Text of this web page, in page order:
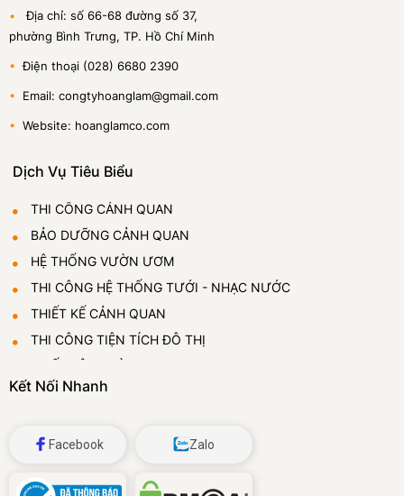
• Địa chỉ: số 66-68 đường số 37,
phường Bình Trưng, TP. Hồ Chí Minh
• Điện thoại (028) 6680 2390
• Email: congtyhoanglam@gmail.com
• Website: hoanglamco.com
Dịch Vụ Tiêu Biểu
THI CÔNG CẢNH QUAN
BẢO DƯỠNG CẢNH QUAN
HỆ THỐNG VƯỜN ƯƠM
THI CÔNG HỆ THỐNG TƯỚI - NHẠC NƯỚC
THIẾT KẾ CẢNH QUAN
THI CÔNG TIỆN TÍCH ĐÔ THỊ
CUNG CẤP VÀ CHO THUÊ CÂY CẢNH
Kết Nối Nhanh
Facebook Zalo